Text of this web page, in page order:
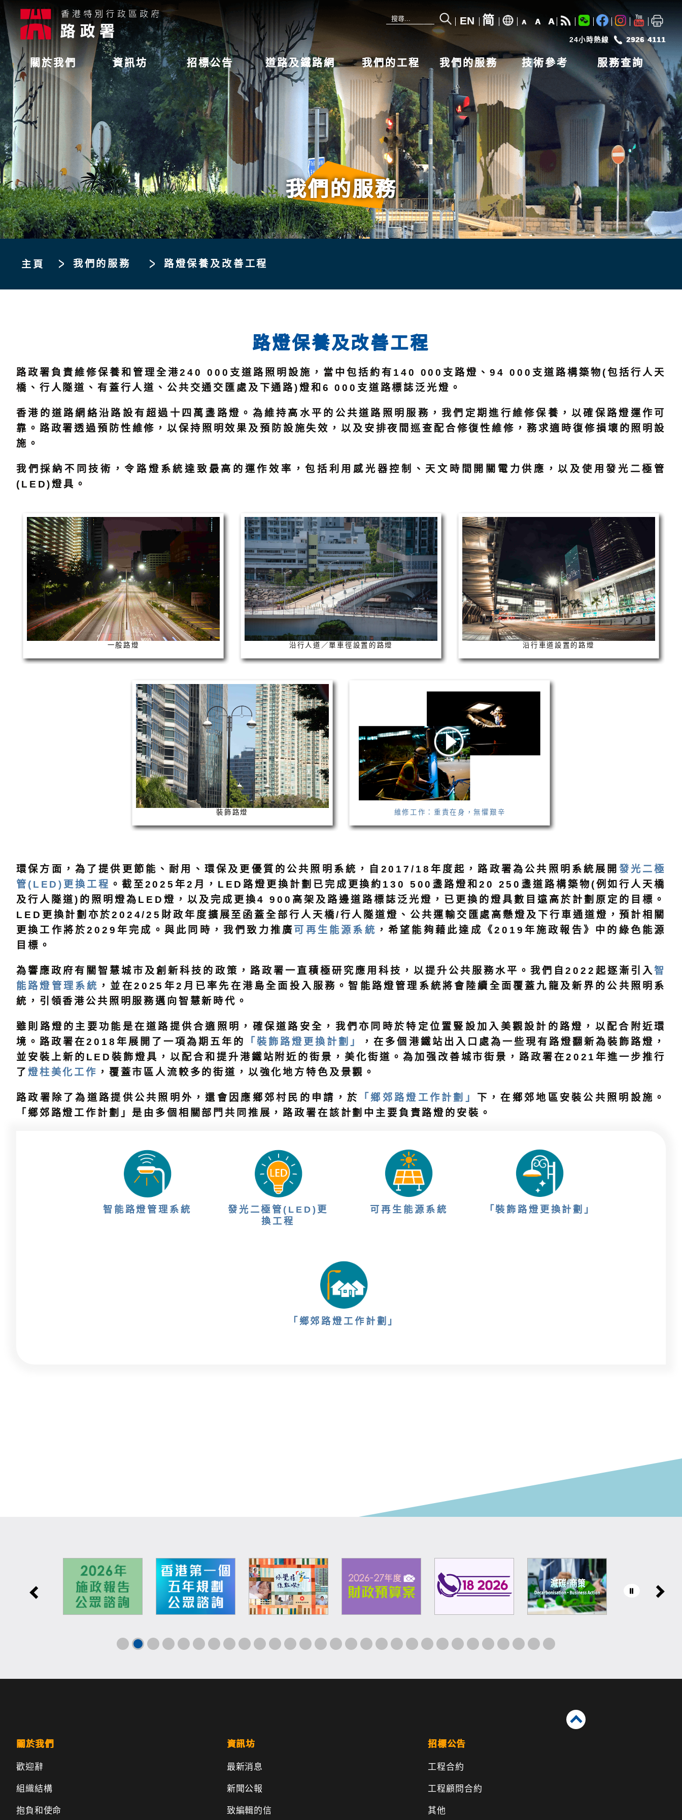
EN 简 A A A
24小時熱線 2926 4111
關於我們 資訊坊 招標公告 道路及鐵路網 我們的工程 我們的服務 技術參考 服務查詢
主頁
我們的服務
我們的服務 路燈保養及改善工程
路燈保養及改善工程
路政署負責維修保養和管理全港240 000支道路照明設施，當中包括約有140 000支路燈、94 000支道路構築物(包括行人天
橋、行人隧道、有蓋行人道、公共交通交匯處及下通路)燈和6 000支道路標誌泛光燈。
香港的道路網絡沿路設有超過十四萬盞路燈。為維持高水平的公共道路照明服務，我們定期進行維修保養，以確保路燈運作可
靠。路政署透過預防性維修，以保持照明效果及預防設施失效，以及安排夜間巡查配合修復性維修，務求適時復修損壞的照明設
施。
我們採納不同技術，令路燈系統達致最高的運作效率，包括利用感光器控制、天文時間開關電力供應，以及使用發光二極管
(LED)燈具。
一般路燈 沿行人道／單車徑設置的路燈 沿行車道設置的路燈
裝飾路燈 維修工作：重責在身，無懼艱辛
環保方面，為了提供更節能、耐用、環保及更優質的公共照明系統，自2017/18年度起，路政署為公共照明系統展開 發光二極
管(LED)更換工程 。截至2025年2月，LED路燈更換計劃已完成更換約130 500盞路燈和20 250盞道路構築物(例如行人天橋
及行人隧道)的照明燈為LED燈，以及完成更換4 900高架及路邊道路標誌泛光燈，已更換的燈具數目遠高於計劃原定的目標。
LED更換計劃亦於2024/25財政年度擴展至函蓋全部行人天橋/行人隧道燈、公共運輸交匯處高懸燈及下行車通道燈，預計相關
更換工作將於2029年完成。與此同時，我們致力推廣 可再生能源系統 ，希望能夠藉此達成《2019年施政報告》中的綠色能源
目標。
為響應政府有關智慧城市及創新科技的政策，路政署一直積極研究應用科技，以提升公共服務水平。我們自2022起逐漸引入智
能路燈管理系統 ，並在2025年2月已率先在港島全面投入服務。智能路燈管理系統將會陸續全面覆蓋九龍及新界的公共照明系
統，引領香港公共照明服務邁向智慧新時代。
雖則路燈的主要功能是在道路提供合適照明，確保道路安全，我們亦同時於特定位置豎設加入美觀設計的路燈，以配合附近環
境。路政署在2018年展開了一項為期五年的
「裝飾路燈更換計劃」
，在多個港鐵站出入口處為一些現有路燈翻新為裝飾路燈，
並安裝上新的LED裝飾燈具，以配合和提升港鐵站附近的街景，美化街道。為加强改善城市街景，路政署在2021年進一步推行
了 燈柱美化工作 ，覆蓋市區人流較多的街道，以強化地方特色及景觀。
路政署除了為道路提供公共照明外，還會因應鄉郊村民的申請，於 「鄉郊路燈工作計劃」 下，在鄉郊地區安裝公共照明設施。
「鄉郊路燈工作計劃」是由多個相關部門共同推展，路政署在該計劃中主要負責路燈的安裝。
智能路燈管理系統
發光二極管(LED)更
換工程
可再生能源系統 「裝飾路燈更換計劃」
「鄉郊路燈工作計劃」
關於我們
歡迎辭
組織結構
抱負和使命
資訊坊
最新消息
新聞公報
致編輯的信
招標公告
工程合約
工程顧問合約
其他